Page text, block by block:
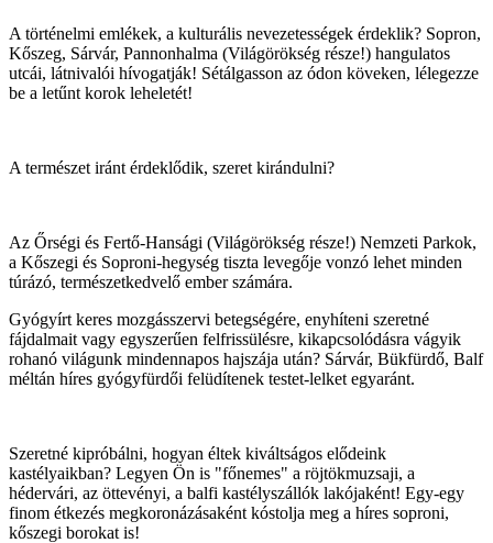
A történelmi emlékek, a kulturális nevezetességek érdeklik? Sopron,
Kőszeg, Sárvár, Pannonhalma (Világörökség része!) hangulatos
utcái, látnivalói hívogatják! Sétálgasson az ódon köveken, lélegezze
be a letűnt korok leheletét!
A természet iránt érdeklődik, szeret kirándulni?
Az Őrségi és Fertő-Hansági (Világörökség része!) Nemzeti Parkok,
a Kőszegi és Soproni-hegység tiszta levegője vonzó lehet minden
túrázó, természetkedvelő ember számára.
Gyógyírt keres mozgásszervi betegségére, enyhíteni szeretné
fájdalmait vagy egyszerűen felfrissülésre, kikapcsolódásra vágyik
rohanó világunk mindennapos hajszája után? Sárvár, Bükfürdő, Balf
méltán híres gyógyfürdői felüdítenek testet-lelket egyaránt.
Szeretné kipróbálni, hogyan éltek kiváltságos elődeink
kastélyaikban? Legyen Ön is "főnemes" a röjtökmuzsaji, a
hédervári, az öttevényi, a balfi kastélyszállók lakójaként! Egy-egy
finom étkezés megkoronázásaként kóstolja meg a híres soproni,
kőszegi borokat is!